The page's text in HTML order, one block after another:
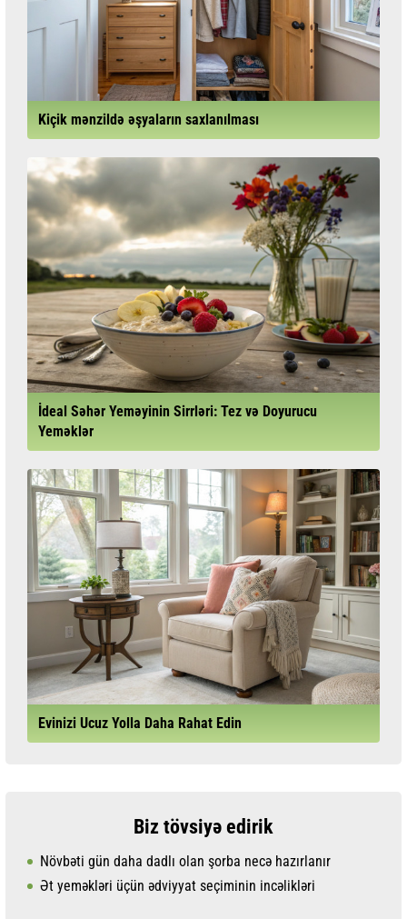
Kiçik mənzildə əşyaların saxlanılması
İdeal Səhər Yeməyinin Sirrləri: Tez və Doyurucu
Yeməklər
Evinizi Ucuz Yolla Daha Rahat Edin
Biz tövsiyə edirik
Növbəti gün daha dadlı olan şorba necə hazırlanır
Ət yeməkləri üçün ədviyyat seçiminin incəlikləri